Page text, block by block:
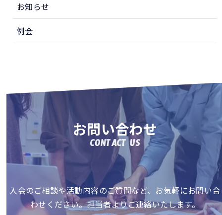
お知らせ
例会
お問い合わせ
CONTACT US
入会のご相談や活動内容のご質問など、お気軽にお問い合
わせください。担当者よりご連絡いたします。